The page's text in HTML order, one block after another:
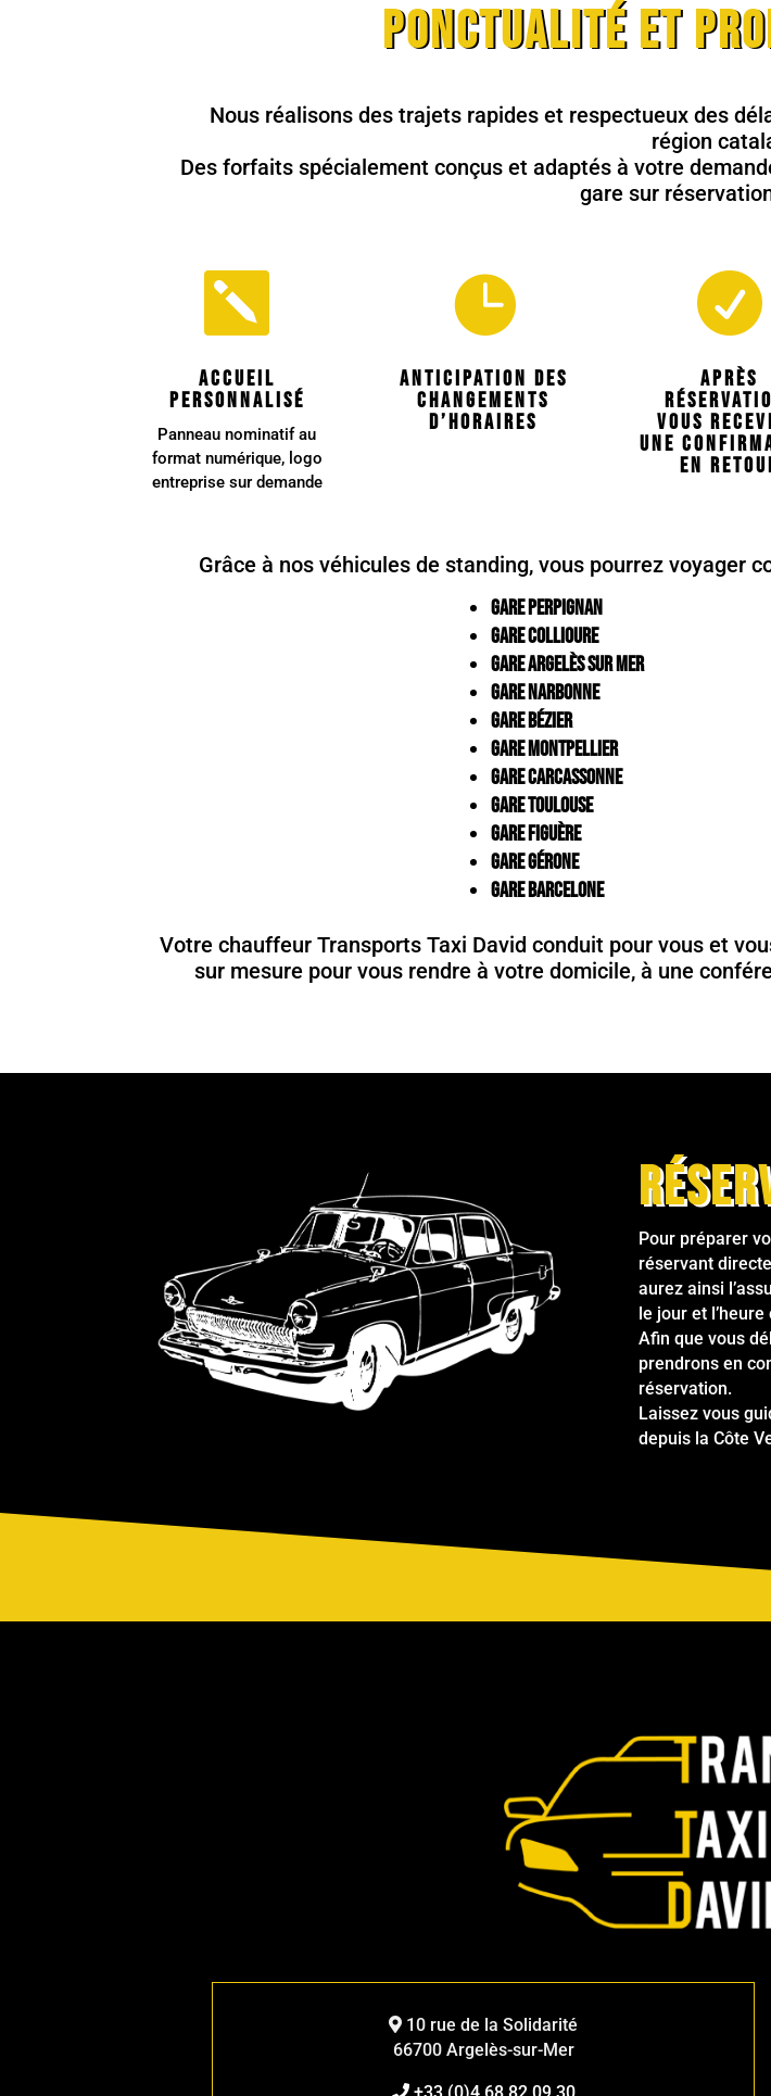
Ponctualité et
Nous réalisons des trajets rapides et respectueux des
région
Des forfaits spécialement conçus et adaptés à votre
gare sur

Accueil
personnalisé
Panneau nominatif au
format numérique, logo
entreprise sur demande

Anticipation des
changements
d’horaires

Après
vous
une
en
Grâce à nos véhicules de standing, vous pourrez voyager
Gare Perpignan
Gare Collioure
Gare Argelès sur mer
Gare Narbonne
Gare Bézier
Gare Montpellier
Gare Carcassonne
Gare Toulouse
Gare Figuère
Gare Gérone
Gare Barcelone
Votre chauffeur Transports Taxi David conduit pour vous et
sur mesure pour vous rendre à votre domicile, à une
Pour préparer
réservant
aurez ainsi
le jour et l’heure
Afin que vous
prendrons en
réservation.
Laissez vous
depuis la Côte
10 rue de la Solidarité
66700 Argelès-sur-Mer